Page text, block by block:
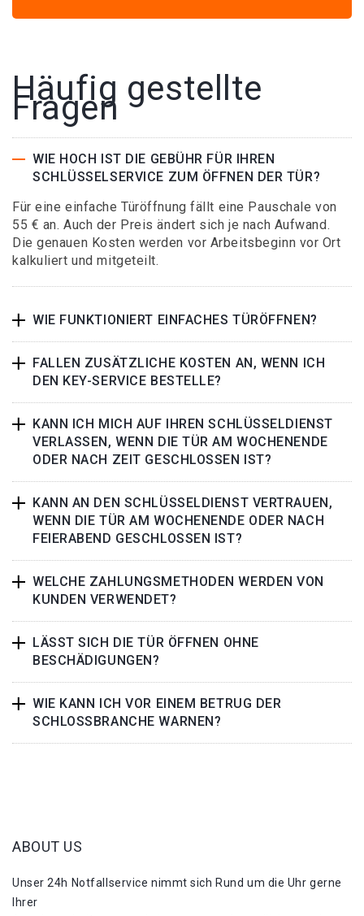
Häufig gestellte
Fragen
WIE HOCH IST DIE GEBÜHR FÜR IHREN
SCHLÜSSELSERVICE ZUM ÖFFNEN DER TÜR?
Für eine einfache Türöffnung fällt eine Pauschale von
55 € an. Auch der Preis ändert sich je nach Aufwand.
Die genauen Kosten werden vor Arbeitsbeginn vor Ort
kalkuliert und mitgeteilt.
WIE FUNKTIONIERT EINFACHES TÜRÖFFNEN?
FALLEN ZUSÄTZLICHE KOSTEN AN, WENN ICH
DEN KEY-SERVICE BESTELLE?
KANN ICH MICH AUF IHREN SCHLÜSSELDIENST
VERLASSEN, WENN DIE TÜR AM WOCHENENDE
ODER NACH ZEIT GESCHLOSSEN IST?
KANN AN DEN SCHLÜSSELDIENST VERTRAUEN,
WENN DIE TÜR AM WOCHENENDE ODER NACH
FEIERABEND GESCHLOSSEN IST?
WELCHE ZAHLUNGSMETHODEN WERDEN VON
KUNDEN VERWENDET?
LÄSST SICH DIE TÜR ÖFFNEN OHNE
BESCHÄDIGUNGEN?
WIE KANN ICH VOR EINEM BETRUG DER
SCHLOSSBRANCHE WARNEN?
ABOUT US
Unser 24h Notfallservice nimmt sich Rund um die Uhr gerne
Ihrer